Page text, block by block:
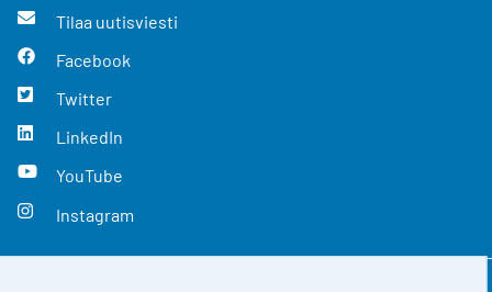
Tilaa uutisviesti
Facebook
Twitter
LinkedIn
YouTube
Instagram